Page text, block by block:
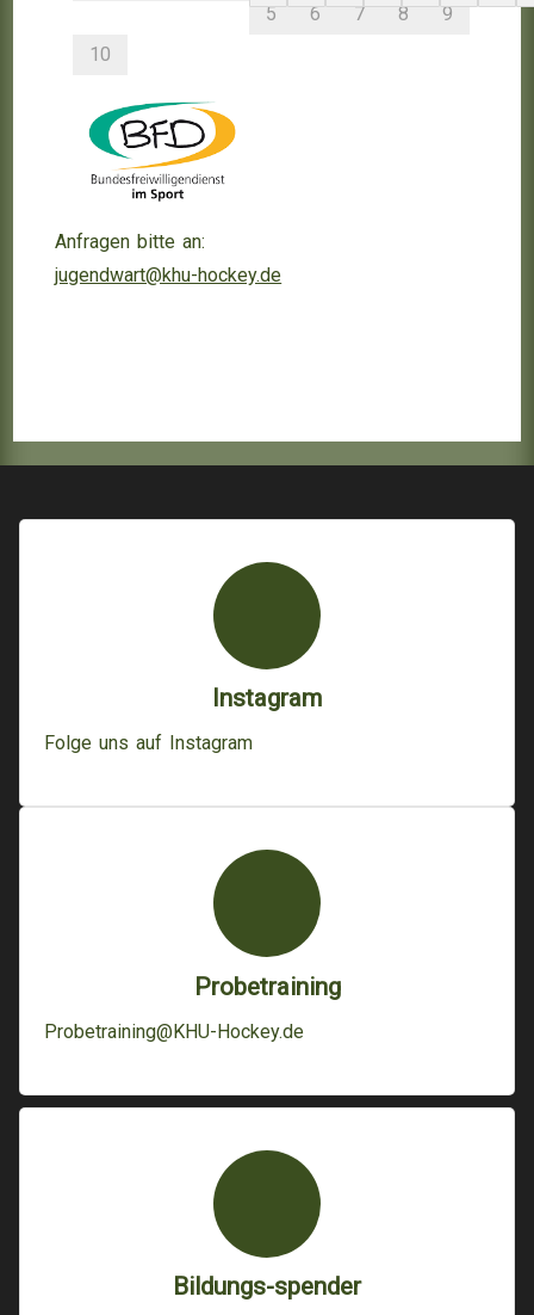
5 6 7 8
9
10
Anfragen bitte an:
jugendwart@khu-hockey.de
Instagram
Folge uns auf Instagram
Probetraining
Probetraining@KHU-Hockey.de
Bildungs-spender